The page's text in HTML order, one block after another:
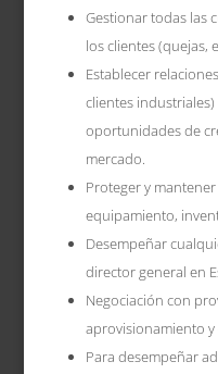
Gestionar todas las
los clientes (quejas,
Establecer
clientes
oportunidades de
mercado.
Proteger y
equipamiento,
Desempeñar
director general en
Negociación con
aprovisionamiento
Para desempeñar